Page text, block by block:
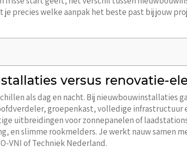
precies welke aanpak het beste past bij jouw
versus renovatie-
als dag en nacht. Bij nieuwbouwinstallaties
groepenkast, volledige
uitbreidingen voor zonnepanelen of
en slimme rookmelders. Je werkt nauw samen
VNI of Techniek Nederland.